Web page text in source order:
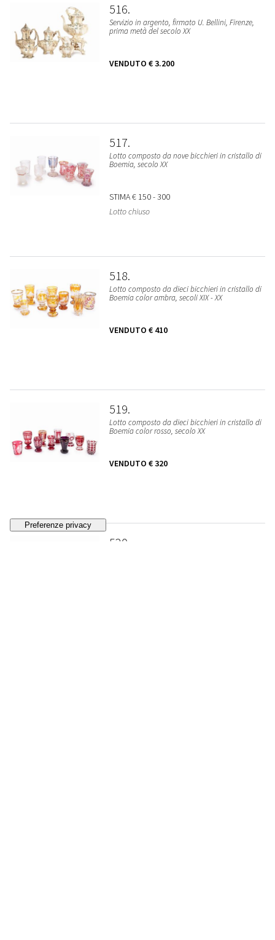
516
Servizio in argento, firmato U. Bellini, Firenze,
prima metà del secolo XX
VENDUTO € 3.200
517
Lotto composto da nove bicchieri in cristallo di
Boemia, secolo XX
STIMA€ 150 - 300
Lotto chiuso
518
Lotto composto da dieci bicchieri in cristallo di
Boemia color ambra, secoli XIX - XX
VENDUTO € 410
519
Lotto composto da dieci bicchieri in cristallo di
Boemia color rosso, secolo XX
VENDUTO € 320
520